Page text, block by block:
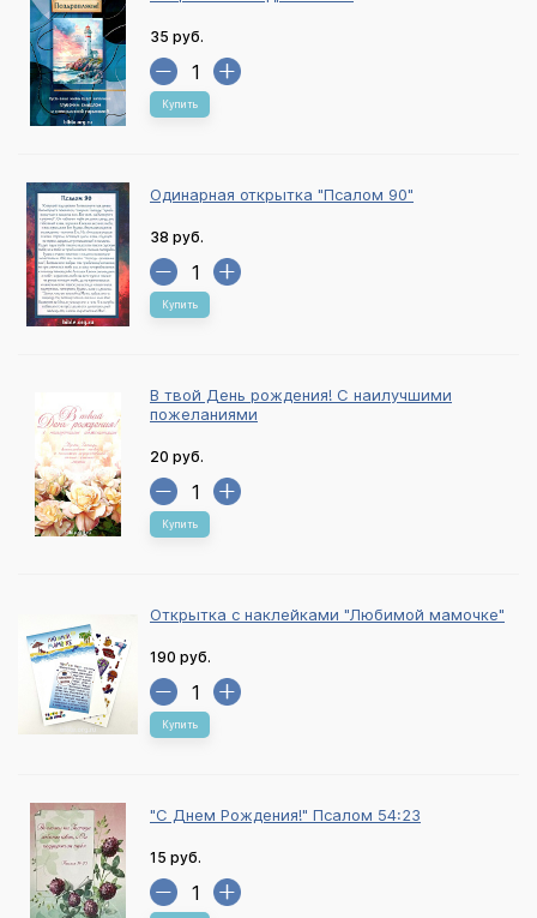
35 руб.
Купить
Одинарная открытка "Псалом 90"
38 руб.
Купить
В твой День рождения! С наилучшими
пожеланиями
20 руб.
Купить
Открытка с наклейками "Любимой мамочке"
190 руб.
Купить
"С Днем Рождения!" Псалом 54:23
15 руб.